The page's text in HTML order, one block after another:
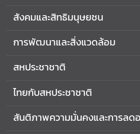
สังคมและสิทธิมนุษยชน
การพัฒนาและสิ่งแวดล้อม
สหประชาชาติ
ไทยกับสหประชาชาติ
สันติภาพความมั่นคงและการลด